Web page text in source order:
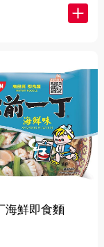
海鮮即食麵